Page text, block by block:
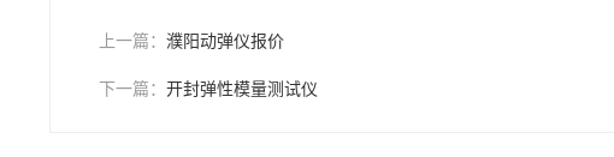
上一篇： 濮阳动弹仪报价
下一篇： 开封弹性模量测试仪